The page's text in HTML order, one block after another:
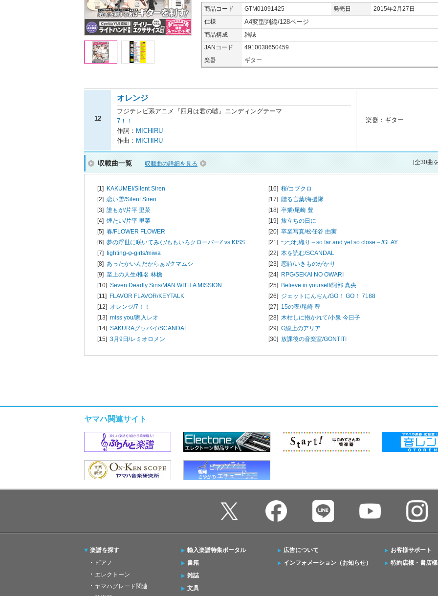
商品コード GTM01091425 発売日
2015年2月27日
仕様
A4変型判縦/128ページ
商品構成
雑誌
JANコード
4910038650459
楽器
ギター
12
オレンジ
フジテレビ系アニメ『四月は君の嘘』エンディングテーマ
7！！
作詞： MICHIRU
作曲： MICHIRU
楽器：ギター
収載曲一覧 収載曲の詳細を見る [全30曲
[1] KAKUMEI/Silent Siren
[2] 恋い雪/Silent Siren
[3] 誰もが/片平 里菜
[4] 煙たい/片平 里菜
[5] 春/FLOWER FLOWER
[6] 夢の浮世に咲いてみな/ももいろクローバーZ vs KISS
[7] fighting-φ-girls/miwa
[8] あったかいんだからぁ♪/クマムシ
[9] 至上の人生/椎名 林檎
[10] Seven Deadly Sins/MAN WITH A MISSION
[11] FLAVOR FLAVOR/KEYTALK
[12] オレンジ/7！！
[13] miss you/家入レオ
[14] SAKURAグッバイ/SCANDAL
[15] 3月9日/レミオロメン
[16] 桜/コブクロ
[17] 贈る言葉/海援隊
[18] 卒業/尾崎 豊
[19] 旅立ちの日に
[20] 卒業写真/松任谷 由実
[21] つづれ織り～so far and yet so close～/GLAY
[22] 本を読む/SCANDAL
[23] 恋詩/いきものがかり
[24] RPG/SEKAI NO OWARI
[25] Believe in yourself/阿部 真央
[26] ジェットにんぢん/GO！ GO！ 7188
[27] 15の夜/尾崎 豊
[28] 木枯しに抱かれて/小泉 今日子
[29] G線上のアリア
[30] 放課後の音楽室/GONTITI
ヤマハ関連サイト
楽譜を探す
ピアノ
エレクトーン
ヤマハグレード関連
輸入楽譜特集ポータル
書籍
雑誌
文具
広告について
インフォメーション（お知らせ）
お客様サポート
特約店様・書店